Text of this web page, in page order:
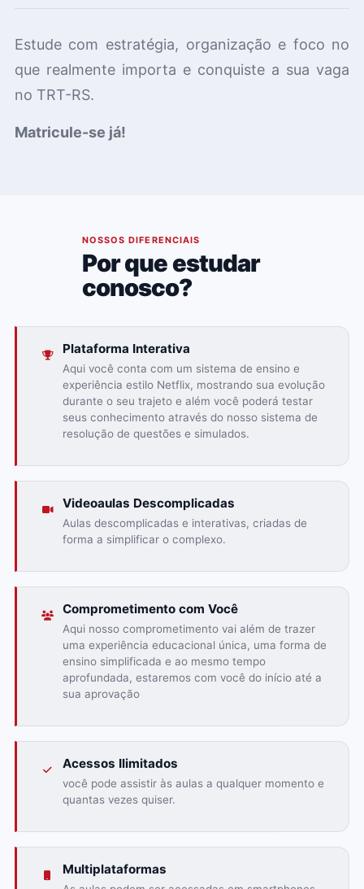
Estude com estratégia, organização e foco no
que realmente importa e conquiste a sua vaga
no TRT-RS.
Matricule-se já!
NOSSOS DIFERENCIAIS
Por que estudar
conosco?
Plataforma Interativa
Aqui você conta com um sistema de ensino e
experiência estilo Netflix, mostrando sua evolução
durante o seu trajeto e além você poderá testar
seus conhecimento através do nosso sistema de
resolução de questões e simulados.
Videoaulas Descomplicadas
Aulas descomplicadas e interativas, criadas de
forma a simplificar o complexo.
Comprometimento com Você
Aqui nosso comprometimento vai além de trazer
uma experiência educacional única, uma forma de
ensino simplificada e ao mesmo tempo
aprofundada, estaremos com você do início até a
sua aprovação
Acessos Ilimitados
você pode assistir às aulas a qualquer momento e
quantas vezes quiser.
Multiplataformas